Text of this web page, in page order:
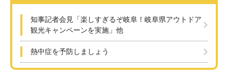
知事記者会見「楽しすぎるぞ岐阜！岐阜県アウトドア
観光キャンペーンを実施」他
熱中症を予防しましょう